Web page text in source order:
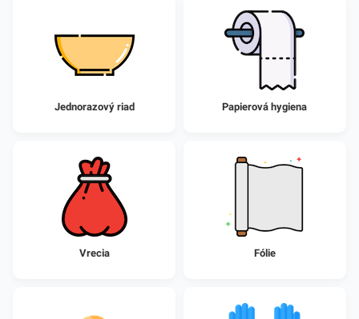
Jednorazový riad Papierová hygiena
Vrecia Fólie